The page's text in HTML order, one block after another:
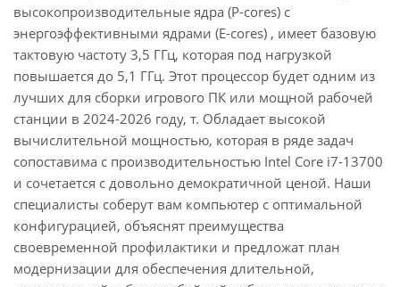
высокопроизводительные ядра (P-cores) с
энергоэффективными ядрами (E-cores) , имеет базовую
тактовую частоту 3,5 ГГц, которая под нагрузкой
повышается до 5,1 ГГц. Этот процессор будет одним из
лучших для сборки игрового ПК или мощной рабочей
станции в 2024-2026 году, т. Обладает высокой
вычислительной мощностью, которая в ряде задач
сопоставима с производительностью Intel Core i7-13700
и сочетается с довольно демократичной ценой. Наши
специалисты соберут вам компьютер с оптимальной
конфигурацией, объяснят преимущества
своевременной профилактики и предложат план
модернизации для обеспечения длительной,